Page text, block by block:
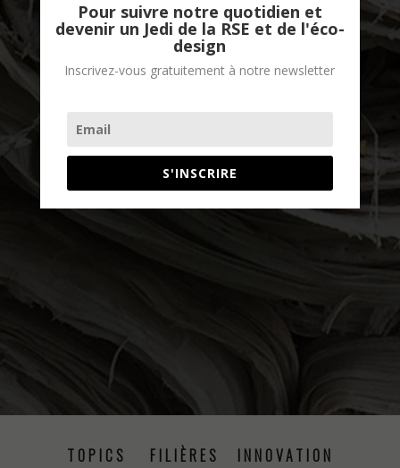
TOPICS FILIÈRES INNOVATION
Pour suivre notre quotidien et
devenir un Jedi de la RSE et de l'éco-
design
Inscrivez-vous gratuitement à notre newsletter
S'INSCRIRE